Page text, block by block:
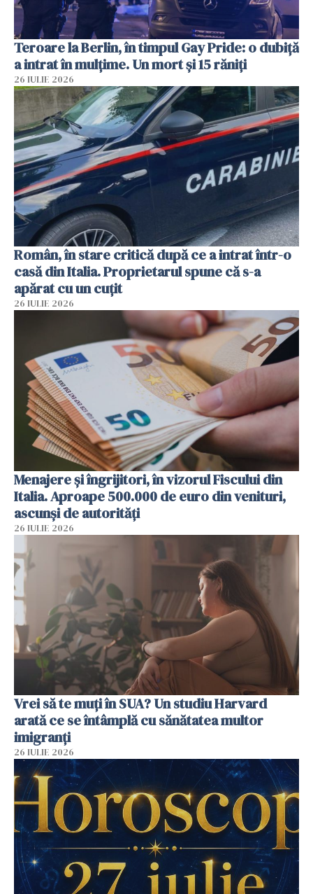
Teroare la Berlin, în timpul Gay Pride: o dubiță
a intrat în mulțime. Un mort și 15 răniți
26 IULIE 2026
Român, în stare critică după ce a intrat într-o
casă din Italia. Proprietarul spune că s-a
apărat cu un cuțit
26 IULIE 2026
Menajere și îngrijitori, în vizorul Fiscului din
Italia. Aproape 500.000 de euro din venituri,
ascunși de autorități
26 IULIE 2026
Vrei să te muți în SUA? Un studiu Harvard
arată ce se întâmplă cu sănătatea multor
imigranți
26 IULIE 2026